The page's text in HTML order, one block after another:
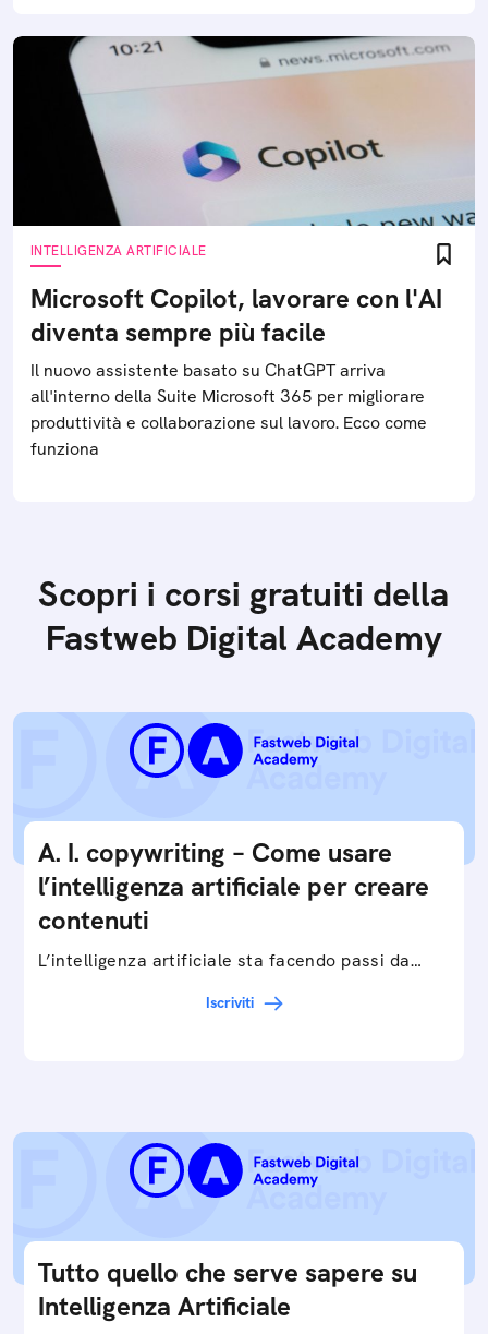
INTELLIGENZA ARTIFICIALE
Microsoft Copilot, lavorare con l'AI
diventa sempre più facile
Il nuovo assistente basato su ChatGPT arriva
all'interno della Suite Microsoft 365 per migliorare
produttività e collaborazione sul lavoro. Ecco come
funziona
Scopri i corsi gratuiti della
Fastweb Digital Academy
A. I. copywriting – Come usare
l’intelligenza artificiale per creare
contenuti
L’intelligenza artificiale sta facendo passi da
interpretazione dei big data ai chatbot e virtual…
Iscriviti
Tutto quello che serve sapere su
Intelligenza Artificiale